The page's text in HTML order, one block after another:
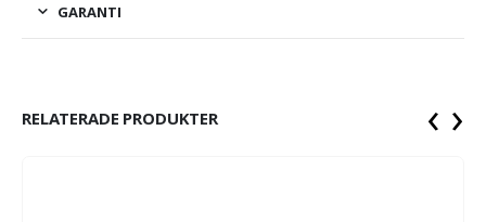
GARANTI
RELATERADE PRODUKTER ‹ ›